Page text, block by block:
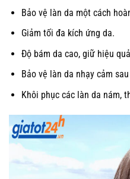
Bảo vệ làn da một cách
Giảm tối đa kích ứng da.
Độ bám da cao, giữ hiệu
Bảo vệ làn da nhạy cảm
Khôi phục các làn da nám,